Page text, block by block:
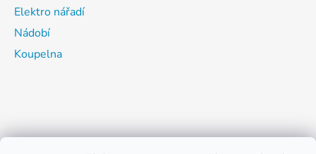
Elektro nářadí
Nádobí
Koupelna